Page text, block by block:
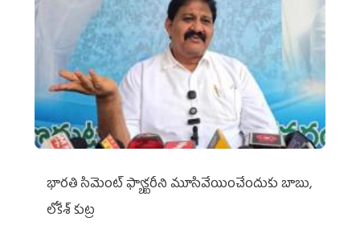
భారతి సిమెంట్ ఫ్యాక్టరీని మూసివేయించేందుకు బాబు,
లోకేశ్ కుట్ర